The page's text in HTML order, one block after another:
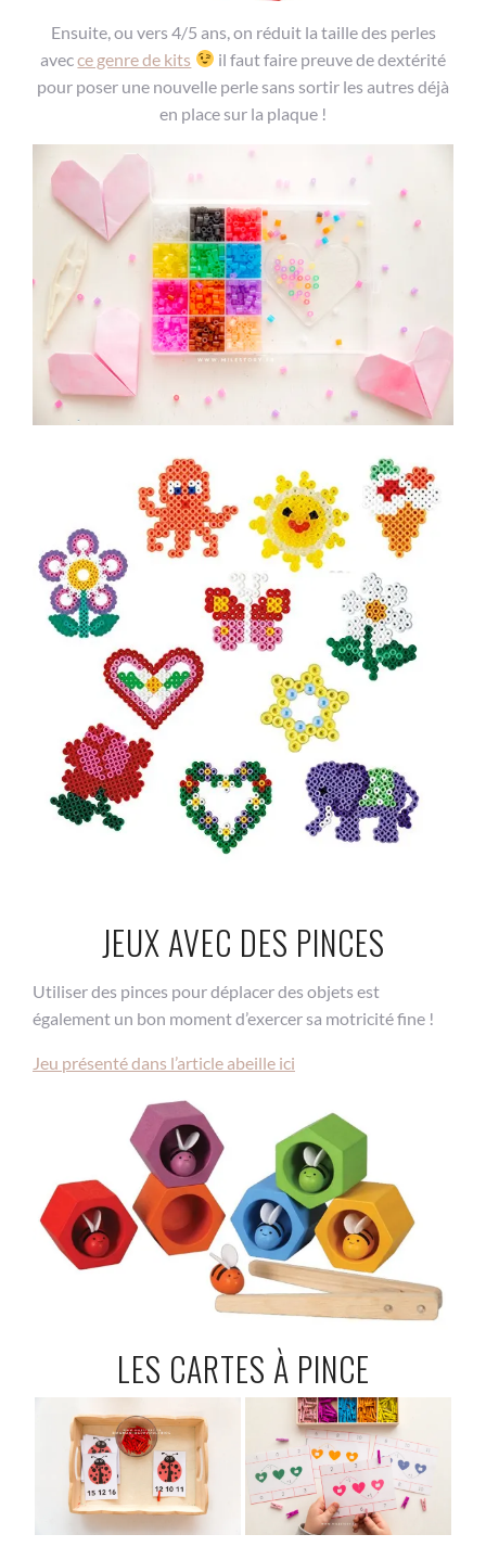
Ensuite, ou vers 4/5 ans, on réduit la taille des perles
avecce genre de kits
il faut faire preuve de dextérité
pour poser une nouvelle perle sans sortir les autres déjà
en place sur la plaque !
JEUX AVEC DES PINCES
Utiliser des pinces pour déplacer des objets est
également un bon moment d’exercer sa motricité fine !
Jeu présenté dans l’article abeille ici
LES CARTES À PINCE